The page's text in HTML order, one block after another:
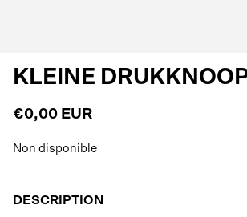
KLEINE
€0,00 EUR
Non disponible
DESCRIPTION